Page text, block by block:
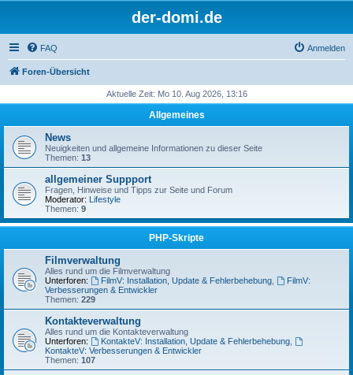
der-domi.de
FAQ Anmelden
Foren-Übersicht
Aktuelle Zeit: Mo 10. Aug 2026, 13:16
Allgemeines
News
Neuigkeiten und allgemeine Informationen zu dieser Seite
Themen: 13
allgemeiner Suppport
Fragen, Hinweise und Tipps zur Seite und Forum
Moderator: Lifestyle
Themen: 9
PHP-Skripte
Filmverwaltung
Alles rund um die Filmverwaltung
Unterforen:
FilmV: Installation, Update & Fehlerbehebung,
FilmV:
Verbesserungen & Entwickler
Themen: 229
Kontakteverwaltung
Alles rund um die Kontakteverwaltung
Unterforen:
KontakteV: Installation, Update & Fehlerbehebung,
KontakteV: Verbesserungen & Entwickler
Themen: 107